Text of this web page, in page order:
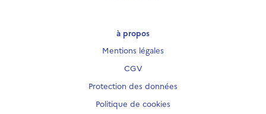
à propos
Mentions légales
CGV
Protection des données
Politique de cookies